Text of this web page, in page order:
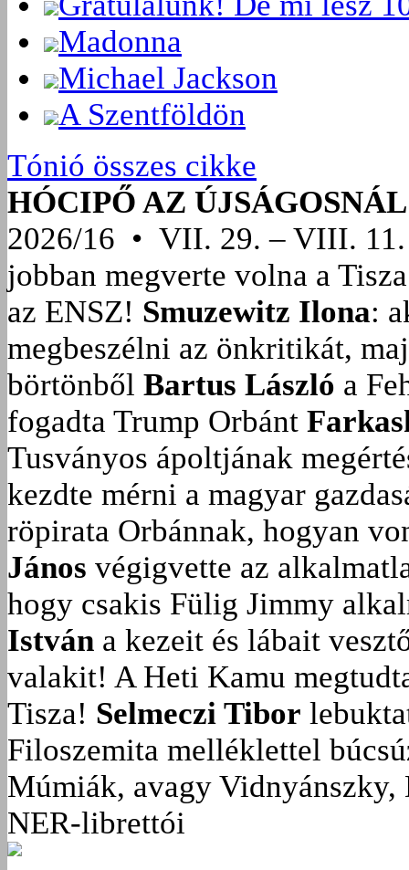
Madonna
Michael Jackson
A Szentföldön
Tónió összes cikke
HÓCIPŐ AZ ÚJSÁGOSNÁL
2026/16 • VII. 29. – VIII. 11.
jobban megverte volna a
az ENSZ! Smuzewitz Ilona:
megbeszélni az önkritikát,
börtönből Bartus László a
fogadta Trump Orbánt
Tusványos ápoltjának
kezdte mérni a magyar
röpirata Orbánnak, hogyan
János végigvette az
hogy csakis Fülig Jimmy
István a kezeit és lábait
valakit! A Heti Kamu
Tisza! Selmeczi Tibor
Filoszemita melléklettel
Múmiák, avagy Vidnyánszky,
NER-librettói